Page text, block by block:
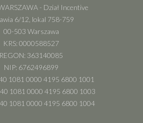
- Dział Incentive
6/12, lokal 758-759
00-503 Warszawa
KRS: 0000588527
REGON: 363140085
NIP: 6762496899
1081 0000 4195 6800 1001
1081 0000 4195 6800 1003
1081 0000 4195 6800 1004